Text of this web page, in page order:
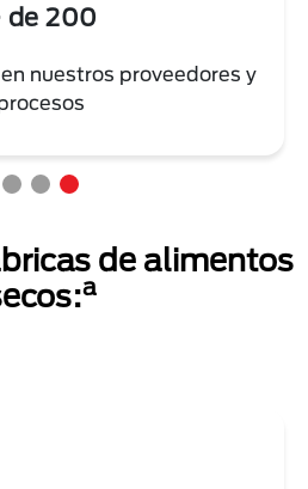
de 200
nuestros proveedores y
de alimentos
a